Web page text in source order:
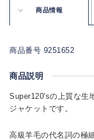
商品情報
商品番号 9251652
商品説明
Super120'sの上質な生
ジャケットです。
高級羊毛の代名詞の極